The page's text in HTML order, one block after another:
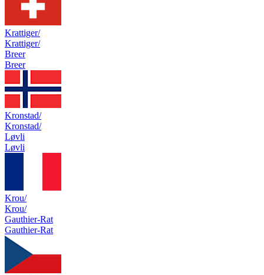
Krattiger/
Krattiger/
Breer
Breer
Kronstad/
Kronstad/
Løvli
Løvli
Krou/
Krou/
Gauthier-Rat
Gauthier-Rat